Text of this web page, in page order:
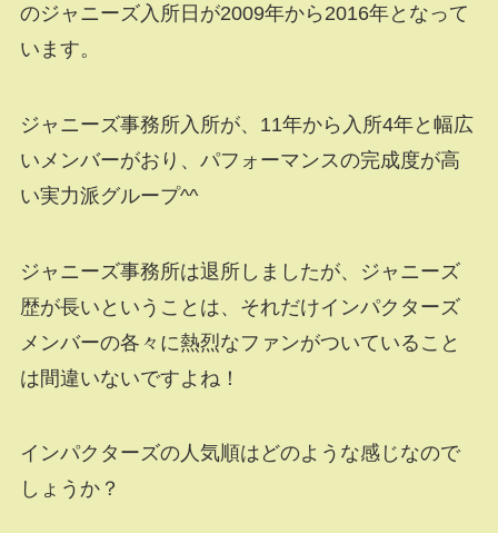
のジャニーズ入所日が2009年から2016年となって
います。
ジャニーズ事務所入所が、11年から入所4年と幅広
いメンバーがおり、パフォーマンスの完成度が高
い実力派グループ^^
ジャニーズ事務所は退所しましたが、ジャニーズ
歴が長いということは、それだけインパクターズ
メンバーの各々に熱烈なファンがついていること
は間違いないですよね！
インパクターズの人気順はどのような感じなので
しょうか？